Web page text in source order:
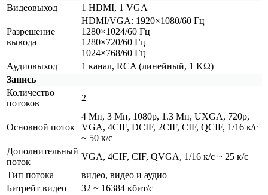
Видеовыход
1 HDMI, 1 VGA
Разрешение
вывода
HDMI/VGA: 1920×1080/60 Гц
1280×1024/60 Гц
1280×720/60 Гц
1024×768/60 Гц
Аудиовыход
1 канал, RCA (линейный, 1 KΩ)
Запись
Количество
потоков
2
Основной поток
4 Мп, 3 Мп, 1080p, 1.3 Мп, UXGA, 720p,
VGA, 4CIF, DCIF, 2CIF, CIF, QCIF, 1/16 к/с
~ 50 к/с
Дополнительный
поток
VGA, 4CIF, CIF, QVGA, 1/16 к/с ~ 25 к/с
Тип потока
видео, видео и аудио
Битрейт видео
32 ~ 16384 кбит/с